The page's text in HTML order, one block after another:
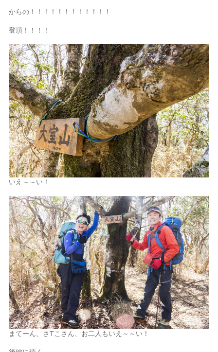
からの！！！！！！！！！！！！
登頂！！！！
いえ～～い！
まてーん、さTこさん、お二人もいえ～～い！